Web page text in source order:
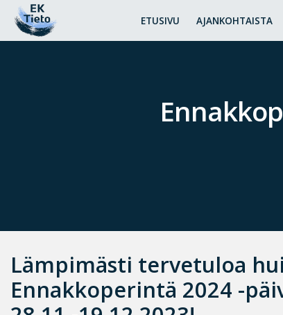
ETUSIVU AJANKOHTAISTA
Lämpimästi tervetuloa
Ennakkoperintä 2024 -